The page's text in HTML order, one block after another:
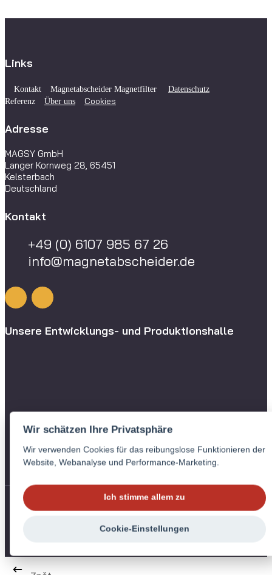
Links
Kontakt Magnetabscheider Magnetfilter
Datenschutz
Referenz
Über uns Cookies
Adresse
MAGSY GmbH
Langer Kornweg 28, 65451
Kelsterbach
Deutschland
Kontakt
+49 (0) 6107 985 67 26
info@magnetabscheider.de
Unsere Entwicklungs- und Produktionshalle
2025, Kopieren von Inhalten ist verboten. Alle Rechte
Wir schätzen Ihre Privatsphäre
Wir verwenden Cookies für das reibungslose Funktionieren der
Website, Webanalyse und Performance-Marketing.
Ich stimme allem zu
Cookie-Einstellungen